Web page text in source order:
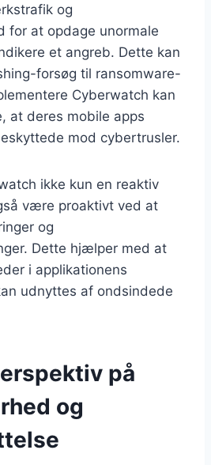
og
for at opdage unormale
et angreb. Dette kan
forsøg til ransomware-
Cyberwatch kan
at deres mobile apps
mod cybertrusler.
ikke kun en reaktiv
være proaktivt ved at
og
Dette hjælper med at
i applikationens
udnyttes af ondsindede
på
og